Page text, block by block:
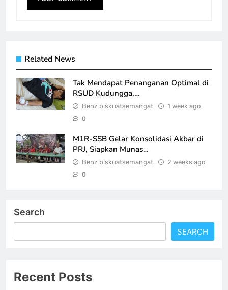
Related News
Tak Mendapat Penanganan Optimal di
RSUD Kudungga,…
Benz biskuatsemangat 1 week ago
0
M1R-SSB Gelar Konsolidasi Akbar di
PRJ, Siapkan Munas…
Benz biskuatsemangat 2 weeks ago
0
Search
SEARCH
Recent Posts